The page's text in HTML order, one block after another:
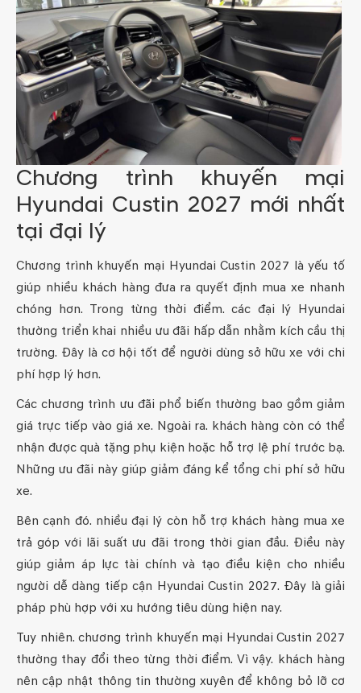
Chương trình khuyến mại
Hyundai Custin 2027 mới nhất
tại đại lý
Chương trình khuyến mại Hyundai Custin 2027 là yếu tố
giúp nhiều khách hàng đưa ra quyết định mua xe nhanh
chóng hơn. Trong từng thời điểm. các đại lý Hyundai
thường triển khai nhiều ưu đãi hấp dẫn nhằm kích cầu thị
trường. Đây là cơ hội tốt để người dùng sở hữu xe với chi
phí hợp lý hơn.
Các chương trình ưu đãi phổ biến thường bao gồm giảm
giá trực tiếp vào giá xe. Ngoài ra. khách hàng còn có thể
nhận được quà tặng phụ kiện hoặc hỗ trợ lệ phí trước bạ.
Những ưu đãi này giúp giảm đáng kể tổng chi phí sở hữu
xe.
Bên cạnh đó. nhiều đại lý còn hỗ trợ khách hàng mua xe
trả góp với lãi suất ưu đãi trong thời gian đầu. Điều này
giúp giảm áp lực tài chính và tạo điều kiện cho nhiều
người dễ dàng tiếp cận Hyundai Custin 2027. Đây là giải
pháp phù hợp với xu hướng tiêu dùng hiện nay.
Tuy nhiên. chương trình khuyến mại Hyundai Custin 2027
thường thay đổi theo từng thời điểm. Vì vậy. khách hàng
nên cập nhật thông tin thường xuyên để không bỏ lỡ cơ